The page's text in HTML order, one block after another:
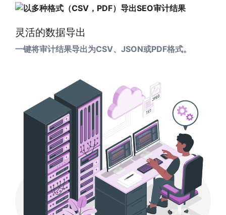
灵活的数据导出
一键将审计结果导出为CSV、JSON或PDF格式。